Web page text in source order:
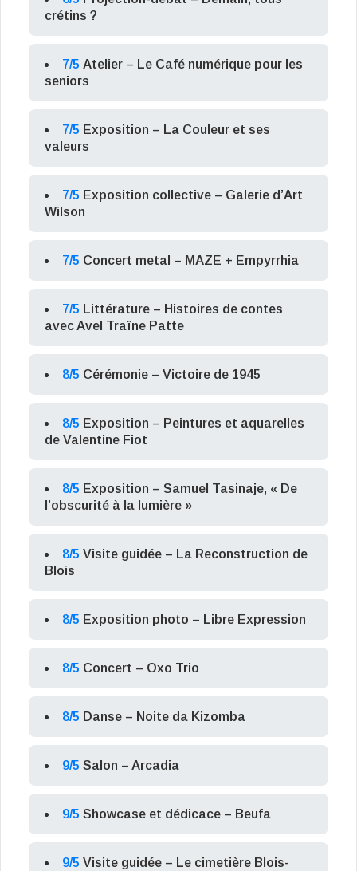
crétins ?
7/5 Atelier – Le Café numérique pour les
seniors
7/5 Exposition – La Couleur et ses
valeurs
7/5 Exposition collective – Galerie d’Art
Wilson
7/5 Concert metal – MAZE + Empyrrhia
7/5 Littérature – Histoires de contes
avec Avel Traîne Patte
8/5 Cérémonie – Victoire de 1945
8/5 Exposition – Peintures et aquarelles
de Valentine Fiot
8/5 Exposition – Samuel Tasinaje, « De
l’obscurité à la lumière »
8/5 Visite guidée – La Reconstruction de
Blois
8/5 Exposition photo – Libre Expression
8/5 Concert – Oxo Trio
8/5 Danse – Noite da Kizomba
9/5 Salon – Arcadia
9/5 Showcase et dédicace – Beufa
9/5 Visite guidée – Le cimetière Blois-